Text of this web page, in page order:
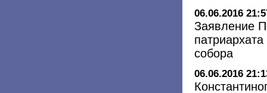
06.06.2016
Заявление
собора
06.06.2016